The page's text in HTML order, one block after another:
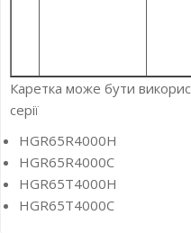
Каретка може бути
серії
HGR65R4000H
HGR65R4000C
HGR65T4000H
HGR65T4000C